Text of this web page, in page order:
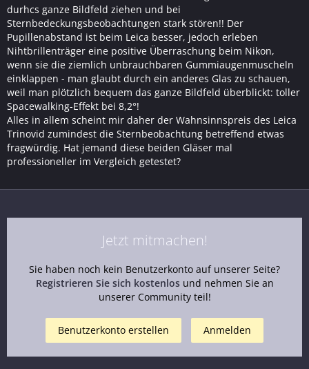
durhcs ganze Bildfeld ziehen und bei
Sternbedeckungsbeobachtungen stark stören!! Der
Pupillenabstand ist beim Leica besser, jedoch erleben
Nihtbrillenträger eine positive Überraschung beim Nikon,
wenn sie die ziemlich unbrauchbaren Gummiaugenmuscheln
einklappen - man glaubt durch ein anderes Glas zu schauen,
weil man plötzlich bequem das ganze Bildfeld überblickt: toller
Spacewalking-Effekt bei 8,2°!
Alles in allem scheint mir daher der Wahnsinnspreis des Leica
Trinovid zumindest die Sternbeobachtung betreffend etwas
fragwürdig. Hat jemand diese beiden Gläser mal
professioneller im Vergleich getestet?
Jetzt mitmachen!
Sie haben noch kein Benutzerkonto auf unserer Seite?
Registrieren Sie sich kostenlosund nehmen Sie an
unserer Community teil!
Benutzerkonto erstellen Anmelden